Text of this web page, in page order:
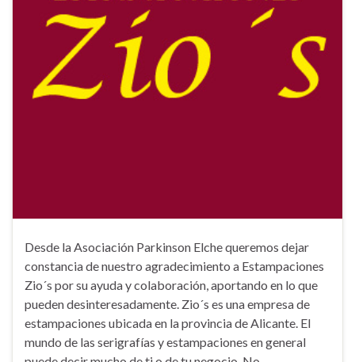
Desde la Asociación Parkinson Elche queremos dejar
constancia de nuestro agradecimiento a Estampaciones
Zio´s por su ayuda y colaboración, aportando en lo que
pueden desinteresadamente. Zio´s es una empresa de
estampaciones ubicada en la provincia de Alicante. El
mundo de las serigrafías y estampaciones en general